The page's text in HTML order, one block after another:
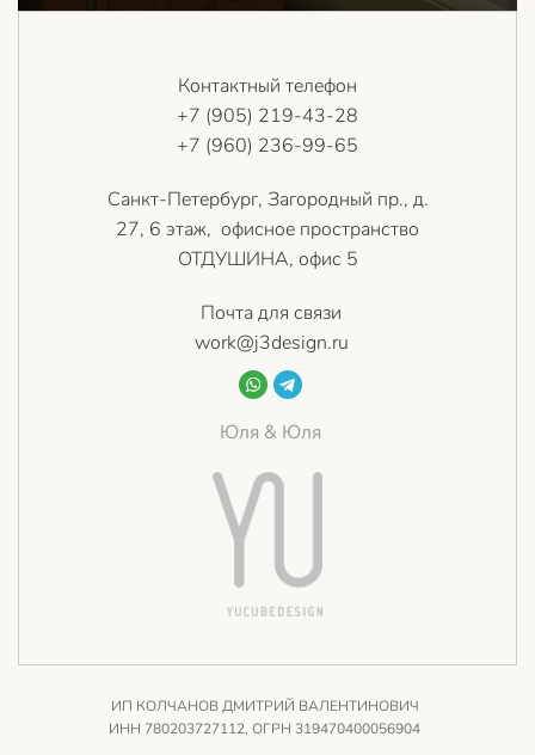
Контактный телефон
+7 (905) 219-43-28
+7 (960) 236-99-65
Санкт-Петербург, Загородный пр., д.
27, 6 этаж, офисное пространство
ОТДУШИНА, офис 5
Почта для связи
work@j3design.ru
Юля & Юля
ИП КОЛЧАНОВ ДМИТРИЙ ВАЛЕНТИНОВИЧ
ИНН 780203727112, ОГРН 319470400056904